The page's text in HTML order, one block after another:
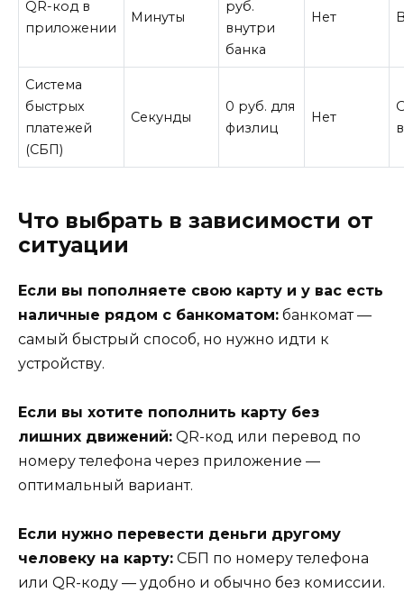
QR-код в
приложении
Минуты
руб.
внутри
банка
Нет
Система
быстрых
платежей
(СБП)
Секунды
0 руб. для
физлиц
Нет
Что выбрать в зависимости от
ситуации
Если вы пополняете свою карту и у вас есть
наличные рядом с банкоматом: банкомат —
самый быстрый способ, но нужно идти к
устройству.
Если вы хотите пополнить карту без
лишних движений: QR-код или перевод по
номеру телефона через приложение —
оптимальный вариант.
Если нужно перевести деньги другому
человеку на карту: СБП по номеру телефона
или QR-коду — удобно и обычно без комиссии.